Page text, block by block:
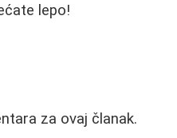
lepo!
za ovaj članak.